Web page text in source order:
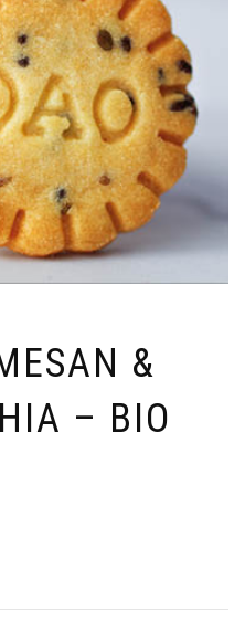
&
– BIO